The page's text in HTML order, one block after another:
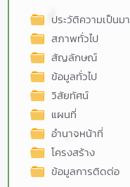
ประวัติความเป็นมา
สภาพทั่วไป
สัญลักษณ์
ข้อมูลทั่วไป
วิสัยทัศน์
แผนที่
อำนาจหน้าที่
โครงสร้าง
ข้อมูลการติดต่อ